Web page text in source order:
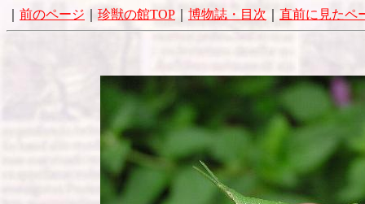
前のページ 珍獣の館TOP 博物誌・目次 直前に見たペ